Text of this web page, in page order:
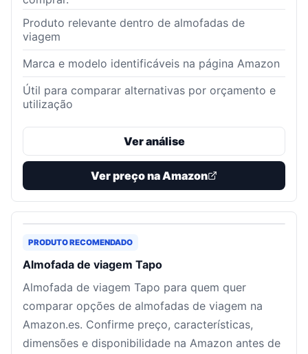
Produto relevante dentro de almofadas de
viagem
Marca e modelo identificáveis na página Amazon
Útil para comparar alternativas por orçamento e
utilização
Ver análise
Ver preço na Amazon
PRODUTO RECOMENDADO
Almofada de viagem Tapo
Almofada de viagem Tapo para quem quer
comparar opções de almofadas de viagem na
Amazon.es. Confirme preço, características,
dimensões e disponibilidade na Amazon antes de